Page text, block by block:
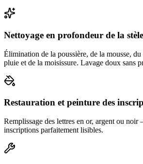
Nettoyage en profondeur de la stèle
Élimination de la poussière, de la mousse, du
pluie et de la moisissure. Lavage doux sans
Restauration et peinture des
Remplissage des lettres en or, argent ou
inscriptions parfaitement lisibles.